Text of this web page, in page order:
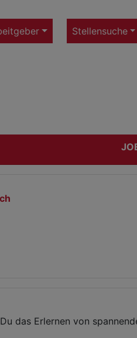
Stellensuche
das Erlernen von